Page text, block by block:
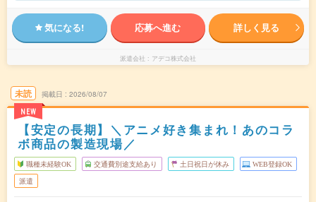
気になる! 応募へ進む 詳しく見る
派遣会社 アデコ株式会社
未読
NEW
掲載日 2026/08/07
【安定の長期】＼アニメ好き集まれ！あのコラ
ボ商品の製造現場／
職種未経験OK 交通費別途支給あり 土日祝日が休み WEB登録OK
派遣